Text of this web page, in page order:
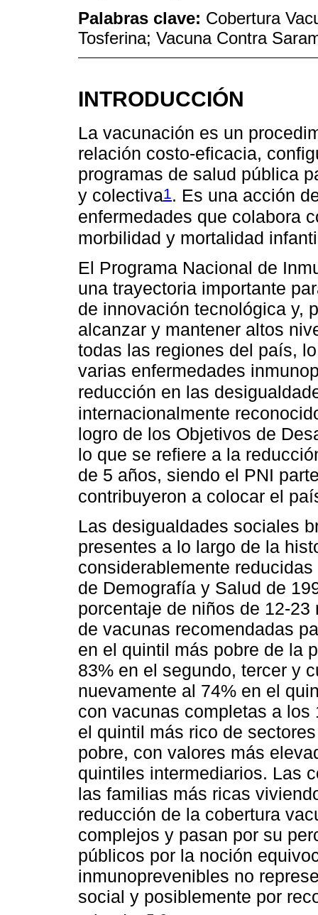
Palabras clave: Cobertura
Tosferina; Vacuna Contra
INTRODUCCIÓN
La vacunación es un
relación costo-eficacia,
programas de salud pública
y colectiva1 . Es una acción
enfermedades que colabora
morbilidad y mortalidad
El Programa Nacional de
una trayectoria importante
de innovación tecnológica y,
alcanzar y mantener altos
todas las regiones del país,
varias enfermedades
reducción en las
internacionalmente
logro de los Objetivos de
lo que se refiere a la
de 5 años, siendo el PNI
contribuyeron a colocar el
Las desigualdades sociales
presentes a lo largo de la
considerablemente
de Demografía y Salud de
porcentaje de niños de 12-
de vacunas recomendadas
en el quintil más pobre de la
83% en el segundo, tercer y
nuevamente al 74% en el
con vacunas completas a
el quintil más rico de
pobre, con valores más
quintiles intermediarios. Las
las familias más ricas
reducción de la cobertura
complejos y pasan por su
públicos por la noción
inmunoprevenibles no
social y posiblemente por